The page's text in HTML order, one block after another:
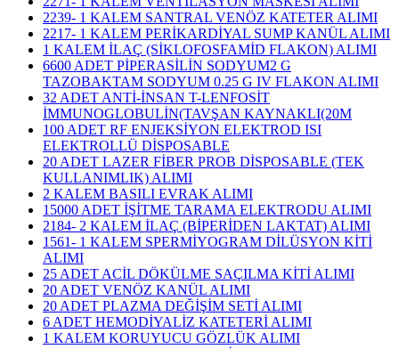
2239- 1 KALEM SANTRAL VENÖZ KATETER ALIMI
2217- 1 KALEM PERİKARDİYAL SUMP KANÜL ALIMI
1 KALEM İLAÇ (SİKLOFOSFAMİD FLAKON) ALIMI
6600 ADET PİPERASİLİN SODYUM2 G
TAZOBAKTAM SODYUM 0.25 G IV FLAKON ALIMI
32 ADET ANTİ-İNSAN T-LENFOSİT
İMMUNOGLOBULİN(TAVŞAN KAYNAKLI(20M
100 ADET RF ENJEKSİYON ELEKTROD ISI
ELEKTROLLÜ DİSPOSABLE
20 ADET LAZER FİBER PROB DİSPOSABLE (TEK
KULLANIMLIK) ALIMI
2 KALEM BASILI EVRAK ALIMI
15000 ADET İŞİTME TARAMA ELEKTRODU ALIMI
2184- 2 KALEM İLAÇ (BİPERİDEN LAKTAT) ALIMI
1561- 1 KALEM SPERMİYOGRAM DİLÜSYON KİTİ
ALIMI
25 ADET ACİL DÖKÜLME SAÇILMA KİTİ ALIMI
20 ADET VENÖZ KANÜL ALIMI
20 ADET PLAZMA DEĞİŞİM SETİ ALIMI
6 ADET HEMODİYALİZ KATETERİ ALIMI
1 KALEM KORUYUCU GÖZLÜK ALIMI